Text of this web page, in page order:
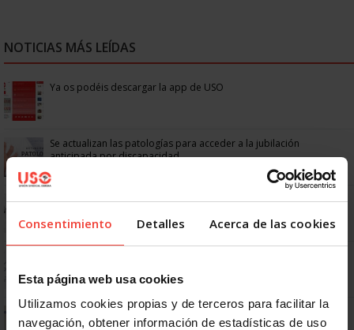
Consentimiento Detalles Acerca de las cookies
Esta página web usa cookies
Utilizamos cookies propias y de terceros para facilitar la
navegación, obtener información de estadísticas de uso
NOTICIAS MÁS LEÍDAS
Ya os podéis descargar la app de USO
Se actualizan las patologías para acceder a la jubilación
anticipada por discapacidad
No: si un festivo cae en sábado, no tienen por qué darte un día
¿Puedo viajar estando de baja?